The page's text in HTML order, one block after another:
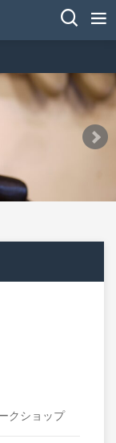
クショップ